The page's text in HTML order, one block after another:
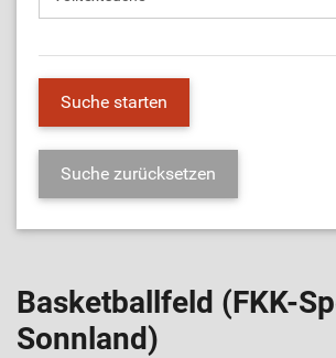
Basketballfeld (FKK-
Sonnland)